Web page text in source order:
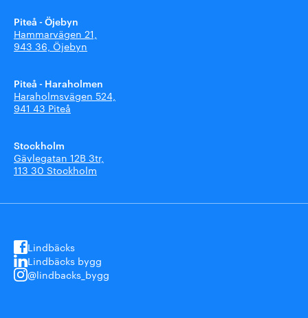
Piteå - Öjebyn
Hammarvägen 21,
943 36, Öjebyn
Piteå - Haraholmen
Haraholmsvägen 524,
941 43 Piteå
Stockholm
Gävlegatan 12B 3tr,
113 30 Stockholm
Lindbäcks
Lindbäcks bygg
@lindbacks_bygg